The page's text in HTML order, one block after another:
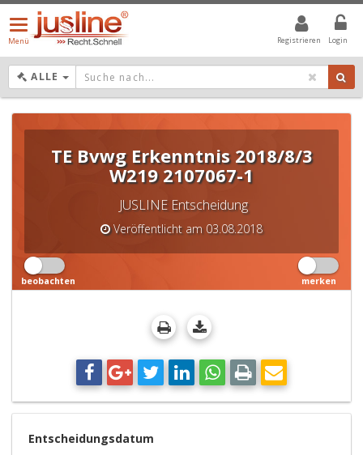
Registrieren Login
Menü
öffnen/schließen
Menü
ALLE DROPDOWN: GEWÄHLTER WERT IST ALLE
TE Bvwg Erkenntnis 2018/8/3
W219 2107067-1
JUSLINE Entscheidung
Veröffentlicht am 03.08.2018
beobachten merken
Entscheidungsdatum